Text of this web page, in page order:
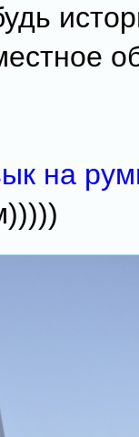
на